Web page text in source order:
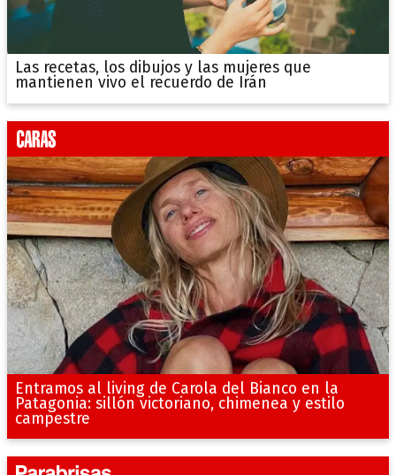
Las recetas, los dibujos y las mujeres que
mantienen vivo el recuerdo de Irán
Entramos al living de Carola del Bianco en la
Patagonia: sillón victoriano, chimenea y estilo
campestre